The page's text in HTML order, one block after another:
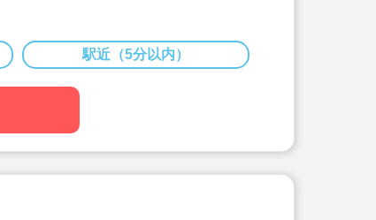
実績4.0ヶ月の好待遇。
経験年数×1,000円が給与に加
率100％/復帰率91.1%☆休業補償
厚生で、長く働きたくなる環境で
駅近（5分以内）